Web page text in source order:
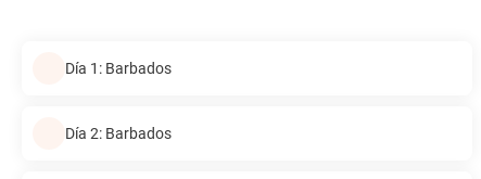
Día 1: Barbados
Día 2: Barbados